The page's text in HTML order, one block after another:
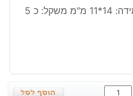
לאפיס לג'ולי מלוטש לשיבוץ מידה: 14*11 מ"מ משקל: כ 5
כמות